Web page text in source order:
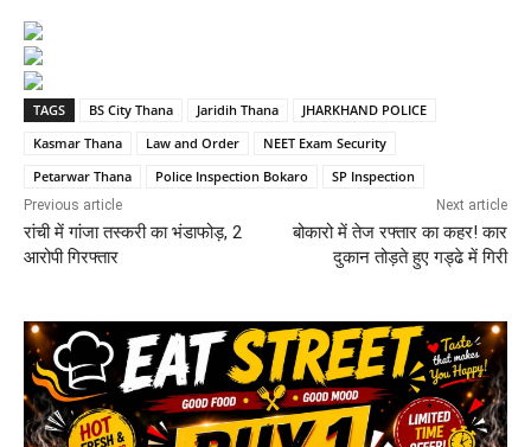
TAGS BS City Thana Jaridih Thana
JHARKHAND POLICE
Kasmar Thana
Law and Order
NEET Exam Security
Petarwar Thana
Police Inspection Bokaro SP Inspection
Previous article
रांची में गांजा तस्करी का भंडाफोड़, 2
आरोपी गिरफ्तार
Next article
बोकारो में तेज रफ्तार का कहर! कार
दुकान तोड़ते हुए गड्ढे में गिरी